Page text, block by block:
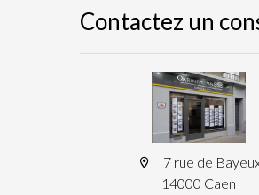
Contactez un
7 rue de
14000 Caen